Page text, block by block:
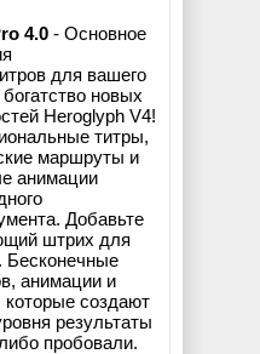
4.0 - Основное
для вашего
новых
Heroglyph V4!
титры,
маршруты и
анимации
Добавьте
штрих для
Бесконечные
анимации и
создают
результаты
пробовали.